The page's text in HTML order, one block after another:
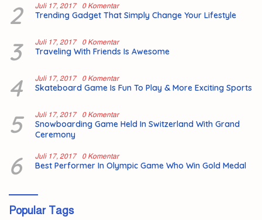
2 Juli 17, 2017 0 Komentar
Trending Gadget That Simply Change Your Lifestyle
3 Juli 17, 2017 0 Komentar
Traveling With Friends Is Awesome
4 Juli 17, 2017 0 Komentar
Skateboard Game Is Fun To Play & More Exciting Sports
5 Juli 17, 2017 0 Komentar
Snowboarding Game Held In Switzerland With Grand
Ceremony
6 Juli 17, 2017 0 Komentar
Best Performer In Olympic Game Who Win Gold Medal
Popular Tags